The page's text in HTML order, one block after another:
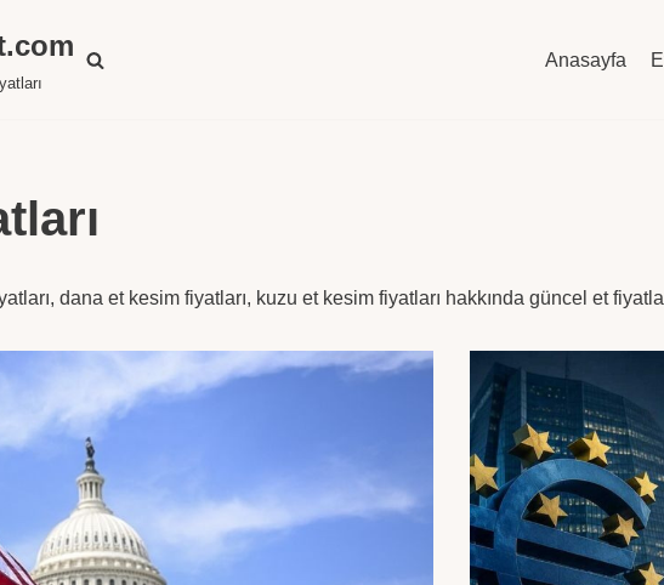
Anasayfa
dana et kesim fiyatları, kuzu et kesim fiyatları hakkında güncel et